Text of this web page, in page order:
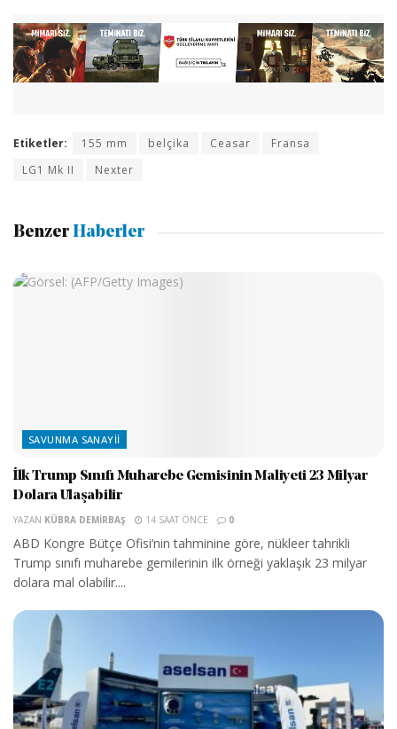
Etiketler: 155 mm belçika Ceasar
Fransa
LG1 Mk II
Nexter
Benzer Haberler
SAVUNMA SANAYII
İlk Trump Sınıfı Muharebe Gemisinin Maliyeti 23 Milyar
Dolara Ulaşabilir
YAZAN KÜBRA DEMIRBAŞ 14 SAAT ÖNCE 0
ABD Kongre Bütçe Ofisi’nin tahminine göre, nükleer tahrikli
Trump sınıfı muharebe gemilerinin ilk örneği yaklaşık 23 milyar
dolara mal olabilir....